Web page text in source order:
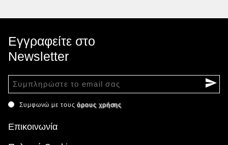
Εγγραφείτε στο
Newsletter
Συμφωνώ με τουςόρους χρήσης
Επικοινωνία